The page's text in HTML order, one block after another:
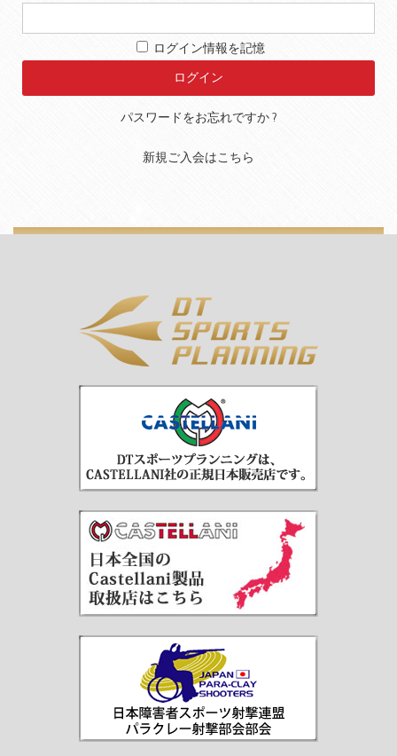
ログイン情報を記憶
パスワードをお忘れですか ?
新規ご入会はこちら